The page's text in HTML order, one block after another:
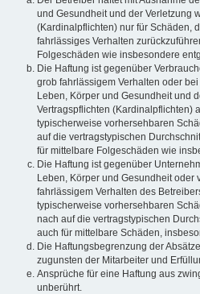
und Gesundheit und der Verletzung
(Kardinalpflichten) nur für Schäden,
fahrlässiges Verhalten
Folgeschäden wie insbesondere
Die Haftung ist gegenüber
grob fahrlässigem Verhalten oder
Leben, Körper und Gesundheit und
Vertragspflichten (Kardinalpflichten)
typischerweise vorhersehbaren
auf die vertragstypischen
für mittelbare Folgeschäden wie
Die Haftung ist gegenüber
Leben, Körper und Gesundheit oder
fahrlässigem Verhalten des
typischerweise vorhersehbaren
nach auf die vertragstypischen
auch für mittelbare Schäden,
Die Haftungsbegrenzung der
zugunsten der Mitarbeiter und
Ansprüche für eine Haftung aus
unberührt.